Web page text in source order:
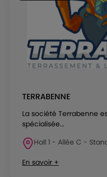
TERRABENNE
La société Terrabenne
spécialisée...
Hall 1 - Allée C -
En savoir +